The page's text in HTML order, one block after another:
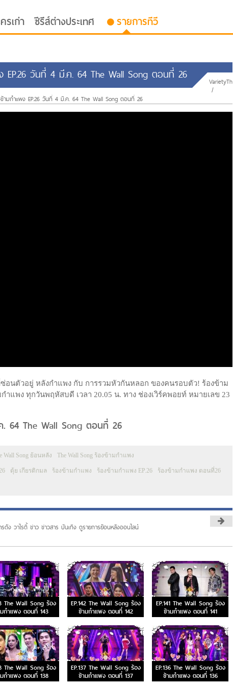
รเก่า ซีรีส์ต่างประเทศ รายการทีวี
EP.26 วันที่ 4 มี.ค. 64 The Wall Song ตอนที่ 26
VarietyTh
/
ามกำแพง EP.26 วันที่ 4 มี.ค. 64 The Wall Song ตอนที่ 26
อนตัวอยู่ หลังกำแพง กับ การรวมหัวกันหลอก ของคนรอบตัว! ร้องข้าม
ำแพง ทุกวันพฤหัสบดี เวลา 20.05 น. ทาง ช่องเวิร์คพอยท์ หมายเลข 23
. 64 The Wall Song ตอนที่ 26
Wall Song ย้อนหลัง The Wall Song ร้องข้ามกำแพง
ตุ้ย เกียรติกมล ร้องข้ามกำแพง ร้องข้ามกำแพง EP.26 ร้องข้ามกำแพง ตอนที่26
ดัง วาไรตี้ ข่าว ข่าวสาร บันเทิง ดูรายการย้อนหลังออนไลน์
The Wall Song ร้อง
กำแพง ตอนที่ 143
EP.142 The Wall Song ร้อง
ข้ามกำแพง ตอนที่ 142
EP.141 The Wall Song ร้อง
ข้ามกำแพง ตอนที่ 141
The Wall Song ร้อง
กำแพง ตอนที่ 138
EP.137 The Wall Song ร้อง
ข้ามกำแพง ตอนที่ 137
EP.136 The Wall Song ร้อง
ข้ามกำแพง ตอนที่ 136